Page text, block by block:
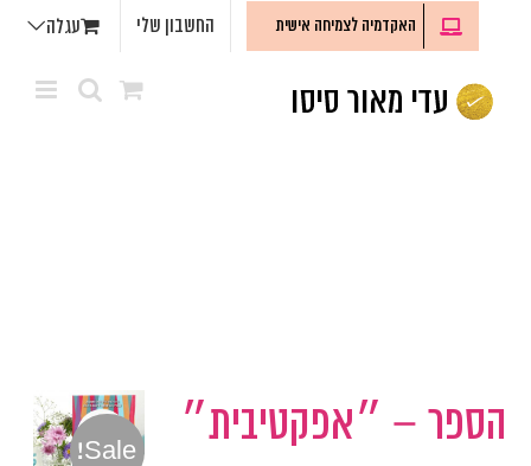
האקדמיה לצמיחה אישית החשבון שלי עגלה
Sale!
הספר – ״אפקטיבית״